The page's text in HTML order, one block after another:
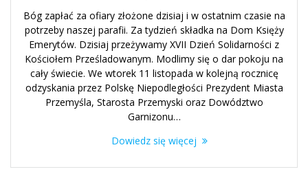
Bóg zapłać za ofiary złożone dzisiaj i w ostatnim czasie na
potrzeby naszej parafii. Za tydzień składka na Dom Księży
Emerytów. Dzisiaj przeżywamy XVII Dzień Solidarności z
Kościołem Prześladowanym. Modlimy się o dar pokoju na
cały świecie. We wtorek 11 listopada w kolejną rocznicę
odzyskania przez Polskę Niepodległości Prezydent Miasta
Przemyśla, Starosta Przemyski oraz Dowództwo
Garnizonu…
Dowiedz się więcej